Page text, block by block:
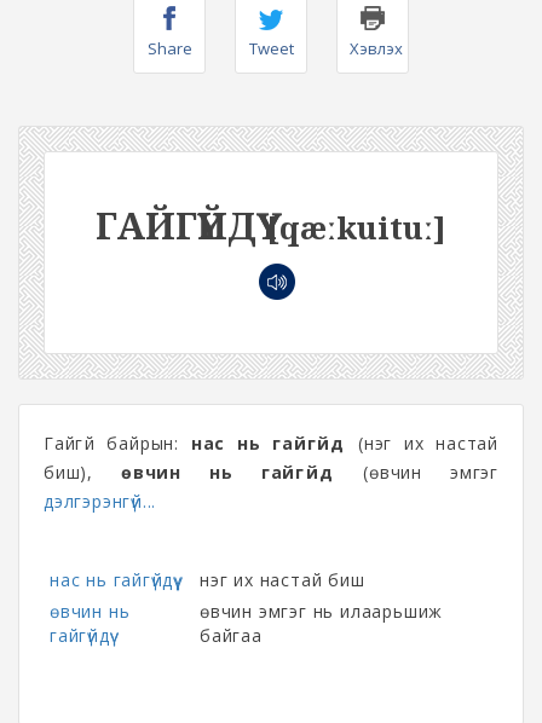
Share Tweet Хэвлэх
ГАЙГҮЙДҮҮ[qæːkuituː]
Гайгүй байрын: нас нь гайгүйдүү
(нэг их настай
биш),өвчин нь гайгүйдүү
(өвчин эмгэг
дэлгэрэнгүй...
нас нь гайгүйдүү
нэг их настай биш
өвчин нь
гайгүйдүү
өвчин эмгэг нь илаарьшиж
байгаа